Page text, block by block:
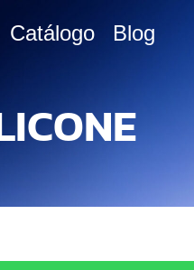
Catálogo Blog